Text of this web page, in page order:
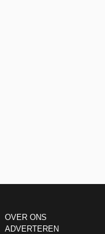
OVER ONS
ADVERTEREN